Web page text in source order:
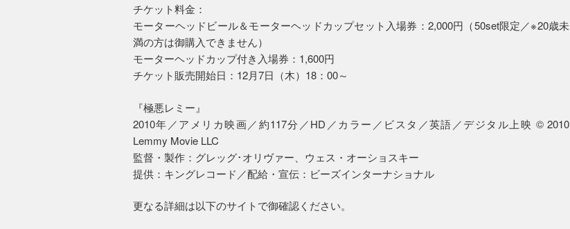
チケット料金：
モーターヘッドビール＆モーターヘッドカップセット入場券：2,000円（50set限定／※20歳未
満の方は御購入できません）
モーターヘッドカップ付き入場券：1,600円
チケット販売開始日：12月7日（木）18：00～
『極悪レミー』
2010年／アメリカ映画／約117分／HD／カラー／ビスタ／英語／デジタル上映 © 2010
Lemmy Movie LLC
監督・製作：グレッグ･オリヴァー、ウェス・オーショスキー
提供：キングレコード／配給・宣伝：ビーズインターナショナル
更なる詳細は以下のサイトで御確認ください。